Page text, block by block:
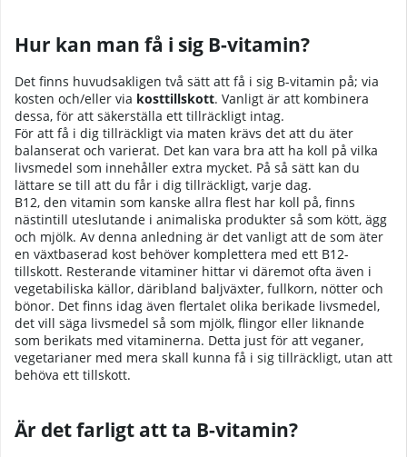
Hur kan man få i sig B-vitamin?
Det finns huvudsakligen två sätt att få i sig B-vitamin på; via
kosten och/eller via kosttillskott. Vanligt är att kombinera
dessa, för att säkerställa ett tillräckligt intag.
För att få i dig tillräckligt via maten krävs det att du äter
balanserat och varierat. Det kan vara bra att ha koll på vilka
livsmedel som innehåller extra mycket. På så sätt kan du
lättare se till att du får i dig tillräckligt, varje dag.
B12, den vitamin som kanske allra flest har koll på, finns
nästintill uteslutande i animaliska produkter så som kött, ägg
och mjölk. Av denna anledning är det vanligt att de som äter
en växtbaserad kost behöver komplettera med ett B12-
tillskott. Resterande vitaminer hittar vi däremot ofta även i
vegetabiliska källor, däribland baljväxter, fullkorn, nötter och
bönor. Det finns idag även flertalet olika berikade livsmedel,
det vill säga livsmedel så som mjölk, flingor eller liknande
som berikats med vitaminerna. Detta just för att veganer,
vegetarianer med mera skall kunna få i sig tillräckligt, utan att
behöva ett tillskott.
Är det farligt att ta B-vitamin?